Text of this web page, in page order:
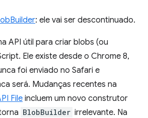
: ele vai ser descontinuado.
API útil para criar blobs (ou
Ele existe desde o Chrome 8,
foi enviado no Safari e
será. Mudanças recentes na
File incluem um novo construtor
BlobBuilder irrelevante. Na